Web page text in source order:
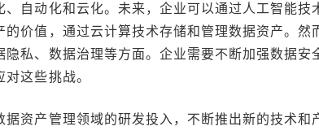
、自动化和云化。未来，企业可以通过人工智能
的价值，通过云计算技术存储和管理数据资产。
隐私、数据治理等方面。企业需要不断加强数据
这些挑战。
据资产管理领域的研发投入，不断推出新的技术